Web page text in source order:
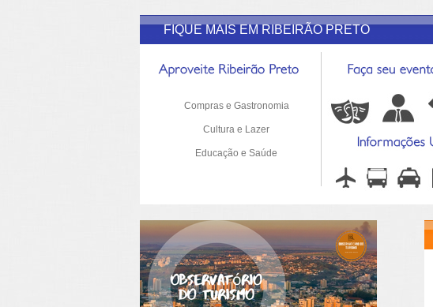
FIQUE MAIS EM RIBEIRÃO PRETO
Compras e Gastronomia
Cultura e Lazer
Educação e Saúde